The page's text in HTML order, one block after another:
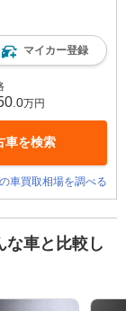
マイカー登録
.0万円
車を検索
車買取相場を調べる
な車と比較し